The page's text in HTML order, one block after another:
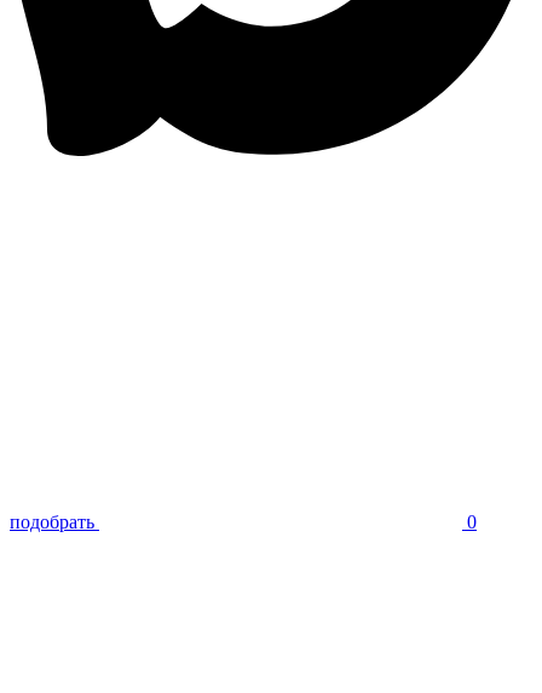
подобрать 0